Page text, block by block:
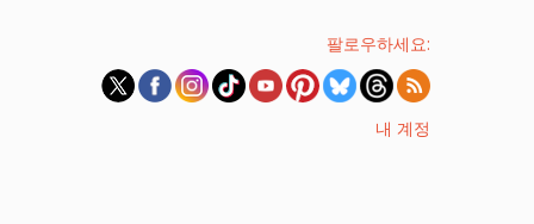
팔로우하세요:
내 계정